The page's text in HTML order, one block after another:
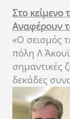
Στο κείμενο
Αναφέρουν
«Ο σεισμός
πόλη Λ
σημαντικές
δεκάδες